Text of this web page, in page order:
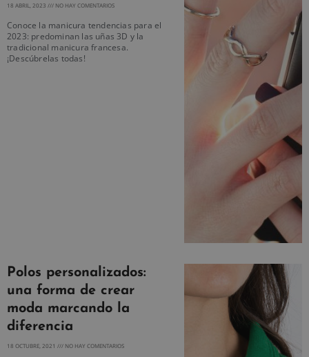
18 ABRIL, 2023 NO HAY COMENTARIOS
Conoce la manicura tendencias para el
2023: predominan las uñas 3D y la
tradicional manicura francesa.
¡Descúbrelas todas!
Polos personalizados:
una forma de crear
moda marcando la
diferencia
18 OCTUBRE, 2021 NO HAY COMENTARIOS